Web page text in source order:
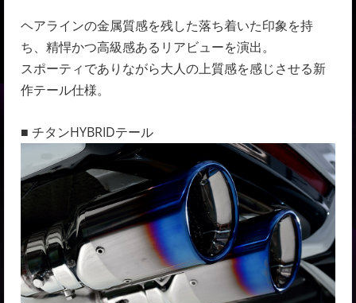
ヘアラインの金属質感を残した落ち着いた印象を持
ち、精悍かつ高級感あるリアビューを演出。
スポーティでありながら大人の上質感を感じさせる新
作テール仕様。
■ チタンHYBRIDテール